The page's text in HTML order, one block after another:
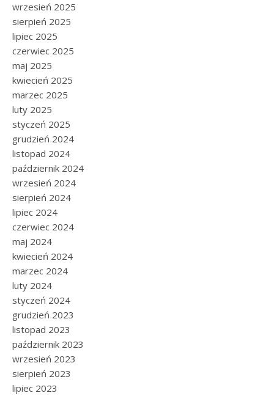
wrzesień 2025
sierpień 2025
lipiec 2025
czerwiec 2025
maj 2025
kwiecień 2025
marzec 2025
luty 2025
styczeń 2025
grudzień 2024
listopad 2024
październik 2024
wrzesień 2024
sierpień 2024
lipiec 2024
czerwiec 2024
maj 2024
kwiecień 2024
marzec 2024
luty 2024
styczeń 2024
grudzień 2023
listopad 2023
październik 2023
wrzesień 2023
sierpień 2023
lipiec 2023